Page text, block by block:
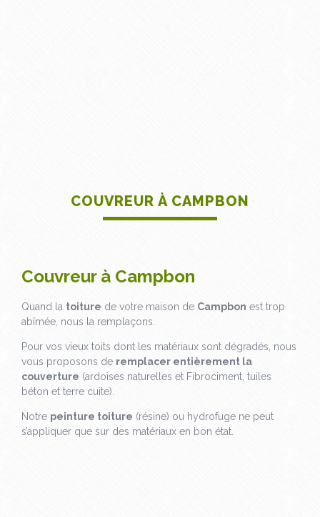
COUVREUR À CAMPBON
Couvreur à Campbon
Quand la toiture de votre maison de Campbon est trop
abîmée, nous la remplaçons.
Pour vos vieux toits dont les matériaux sont dégradés, nous
vous proposons de remplacer entièrement la
couverture (ardoises naturelles et Fibrociment, tuiles
béton et terre cuite).
Notre peinture toiture (résine) ou hydrofuge ne peut
s’appliquer que sur des matériaux en bon état.